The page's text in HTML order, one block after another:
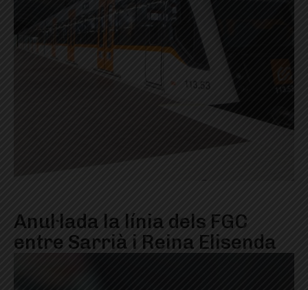
Anul·lada la línia dels FGC
entre Sarrià i Reina Elisenda